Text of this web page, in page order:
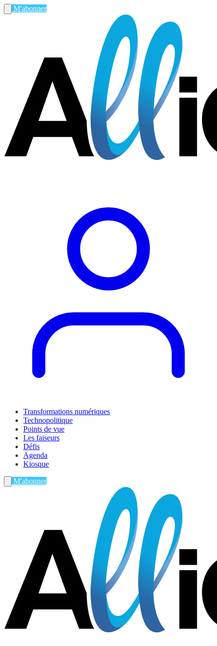
M'abonner
Transformations numériques
Technopolitique
Points de vue
Les faiseurs
Défis
Agenda
Kiosque
M'abonner